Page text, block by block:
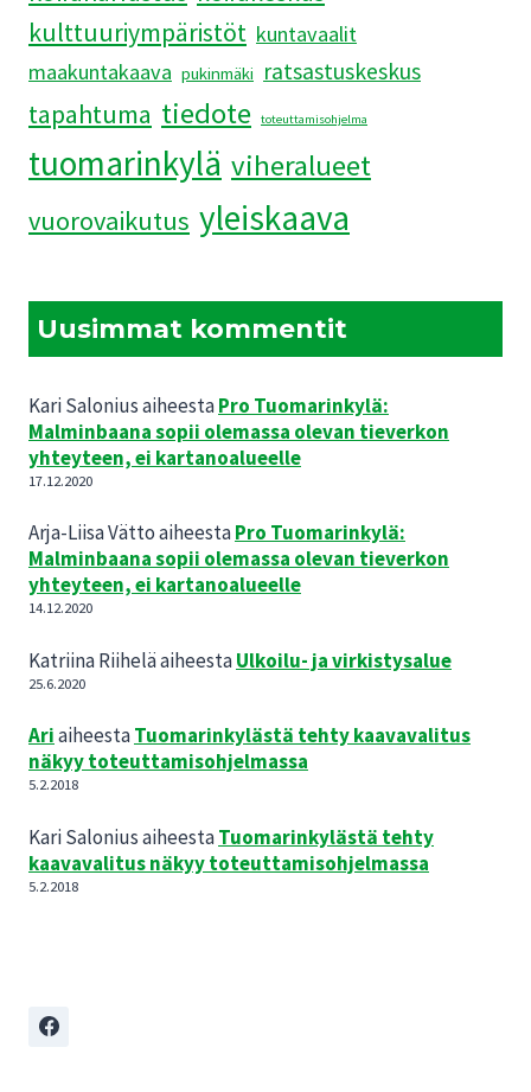
kulttuuriympäristöt kuntavaalit
maakuntakaava pukinmäki ratsastuskeskus
tapahtuma tiedote toteuttamisohjelma
tuomarinkylä viheralueet
vuorovaikutus yleiskaava
Uusimmat kommentit
Kari SaloniusaiheestaPro Tuomarinkylä:
Malminbaana sopii olemassa olevan tieverkon
yhteyteen, ei kartanoalueelle
17.12.2020
Arja-Liisa VättoaiheestaPro Tuomarinkylä:
Malminbaana sopii olemassa olevan tieverkon
yhteyteen, ei kartanoalueelle
14.12.2020
Katriina RiiheläaiheestaUlkoilu- ja virkistysalue
25.6.2020
AriaiheestaTuomarinkylästä tehty kaavavalitus
näkyy toteuttamisohjelmassa
5.2.2018
Kari SaloniusaiheestaTuomarinkylästä tehty
kaavavalitus näkyy toteuttamisohjelmassa
5.2.2018